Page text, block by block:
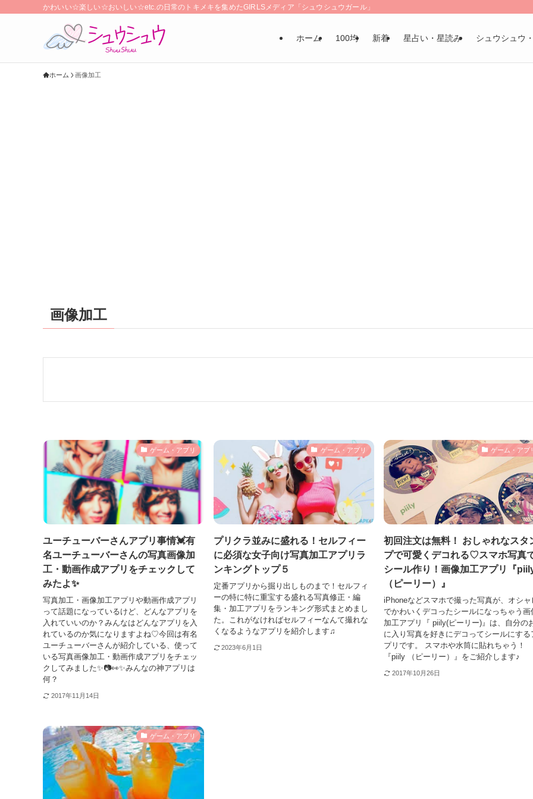
かわいい☆楽しい☆おいしい☆etc.の日常のトキメキを集めたGIRLSメディア「シュウシュウガール」
ホーム 100均 新着 星占い・星読み シュウシュウ
ホーム 画像加工
画像加工
ゲーム・アプリ
ユーチューバーさんアプリ事情💓有
名ユーチューバーさんの写真画像加
工・動画作成アプリをチェックして
みたよ✨
写真加工・画像加工アプリや動画作成アプリ
って話題になっているけど、どんなアプリを
入れていいのか？みんなはどんなアプリを入
れているのか気になりますよね♡今回は有名
ユーチューバーさんが紹介している、使って
いる写真画像加工・動画作成アプリをチェッ
クしてみました✨📷👀✨みんなの神アプリは
何？
2017年11月14日
ゲーム・アプリ
プリクラ並みに盛れる！セルフィー
に必須な女子向け写真加工アプリラ
ンキングトップ５
定番アプリから掘り出しものまで！セルフィ
ーの特に特に重宝する盛れる写真修正・編
集・加工アプリをランキング形式まとめまし
た。これがなければセルフィーなんて撮れな
くなるようなアプリを紹介します♫
2023年6月1日
ゲーム・アプ
初回注文は無料！ おしゃれなスタ
プで可愛くデコれる♡スマホ写真
シール作り！画像加工アプリ『
（ピーリー）』
iPhoneなどスマホで撮った写真が、オシャ
でかわいくデコったシールになっちゃう画
加工アプリ『 piily(ピーリー)』は、自分の
に入り写真を好きにデコってシールにする
プリです。 スマホや水筒に貼れちゃう！
『piily （ピーリー）』をご紹介します♪
2017年10月26日
ゲーム・アプリ